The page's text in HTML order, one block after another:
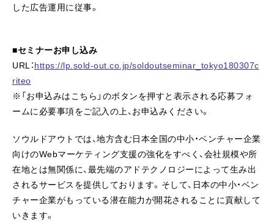
した広告運用に従事。
■セミナーお申し込み
URL：https://lp.sold-out.co.jp/soldoutseminar_tokyo180307c
riteo
※「お申込みはこちら」のボタンを押すと表示される応募フォ
ームに必要事項をご記入の上、お申込みください。
ソウルドアウトでは、地方含む日本全国の中小・ベンチャー企業
向けのWebマーケティング支援の強化をすべく、会社規模や所
在地とは無関係に、最先端のアドテクノロジーによって生み出
されるサービスを提供しております。そして、日本の中小・ベン
チャー企業がもっている潜在能力が開花されることに貢献して
いきます。